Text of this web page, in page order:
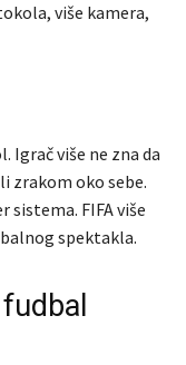
više kamera,
Igrač više ne zna da
zrakom oko sebe.
FIFA više
spektakla.